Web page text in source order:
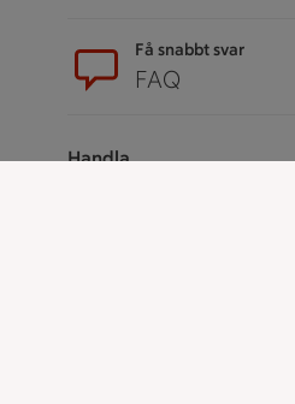
Få snabbt svar
FAQ
Handla